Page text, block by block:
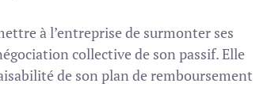
à l’entreprise de surmonter ses
collective de son passif. Elle
de son plan de remboursement